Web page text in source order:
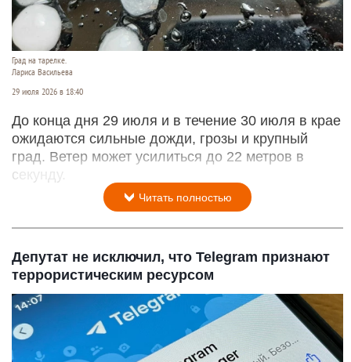
В Алтайском крае объявили экстренное
предупреждение о ливнях и граде
Град на тарелке.
Лариса Васильева
29 июля 2026 в 18:40
До конца дня 29 июля и в течение 30 июля в крае
ожидаются сильные дожди, грозы и крупный